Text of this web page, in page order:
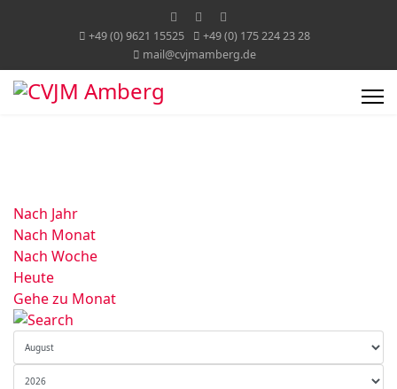
+49 (0) 9621 15525
+49 (0) 175 224 23 28
mail@cvjmamberg.de
Nach Jahr
Nach Monat
Nach Woche
Heute
Gehe zu Monat